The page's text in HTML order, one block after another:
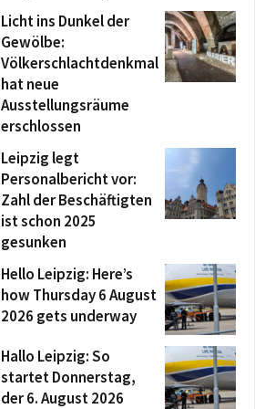
Licht ins Dunkel der
Gewölbe:
Völkerschlachtdenkmal
hat neue
Ausstellungsräume
erschlossen
Leipzig legt
Personalbericht vor:
Zahl der Beschäftigten
ist schon 2025
gesunken
Hello Leipzig: Here’s
how Thursday 6 August
2026 gets underway
Hallo Leipzig: So
startet Donnerstag,
der 6. August 2026